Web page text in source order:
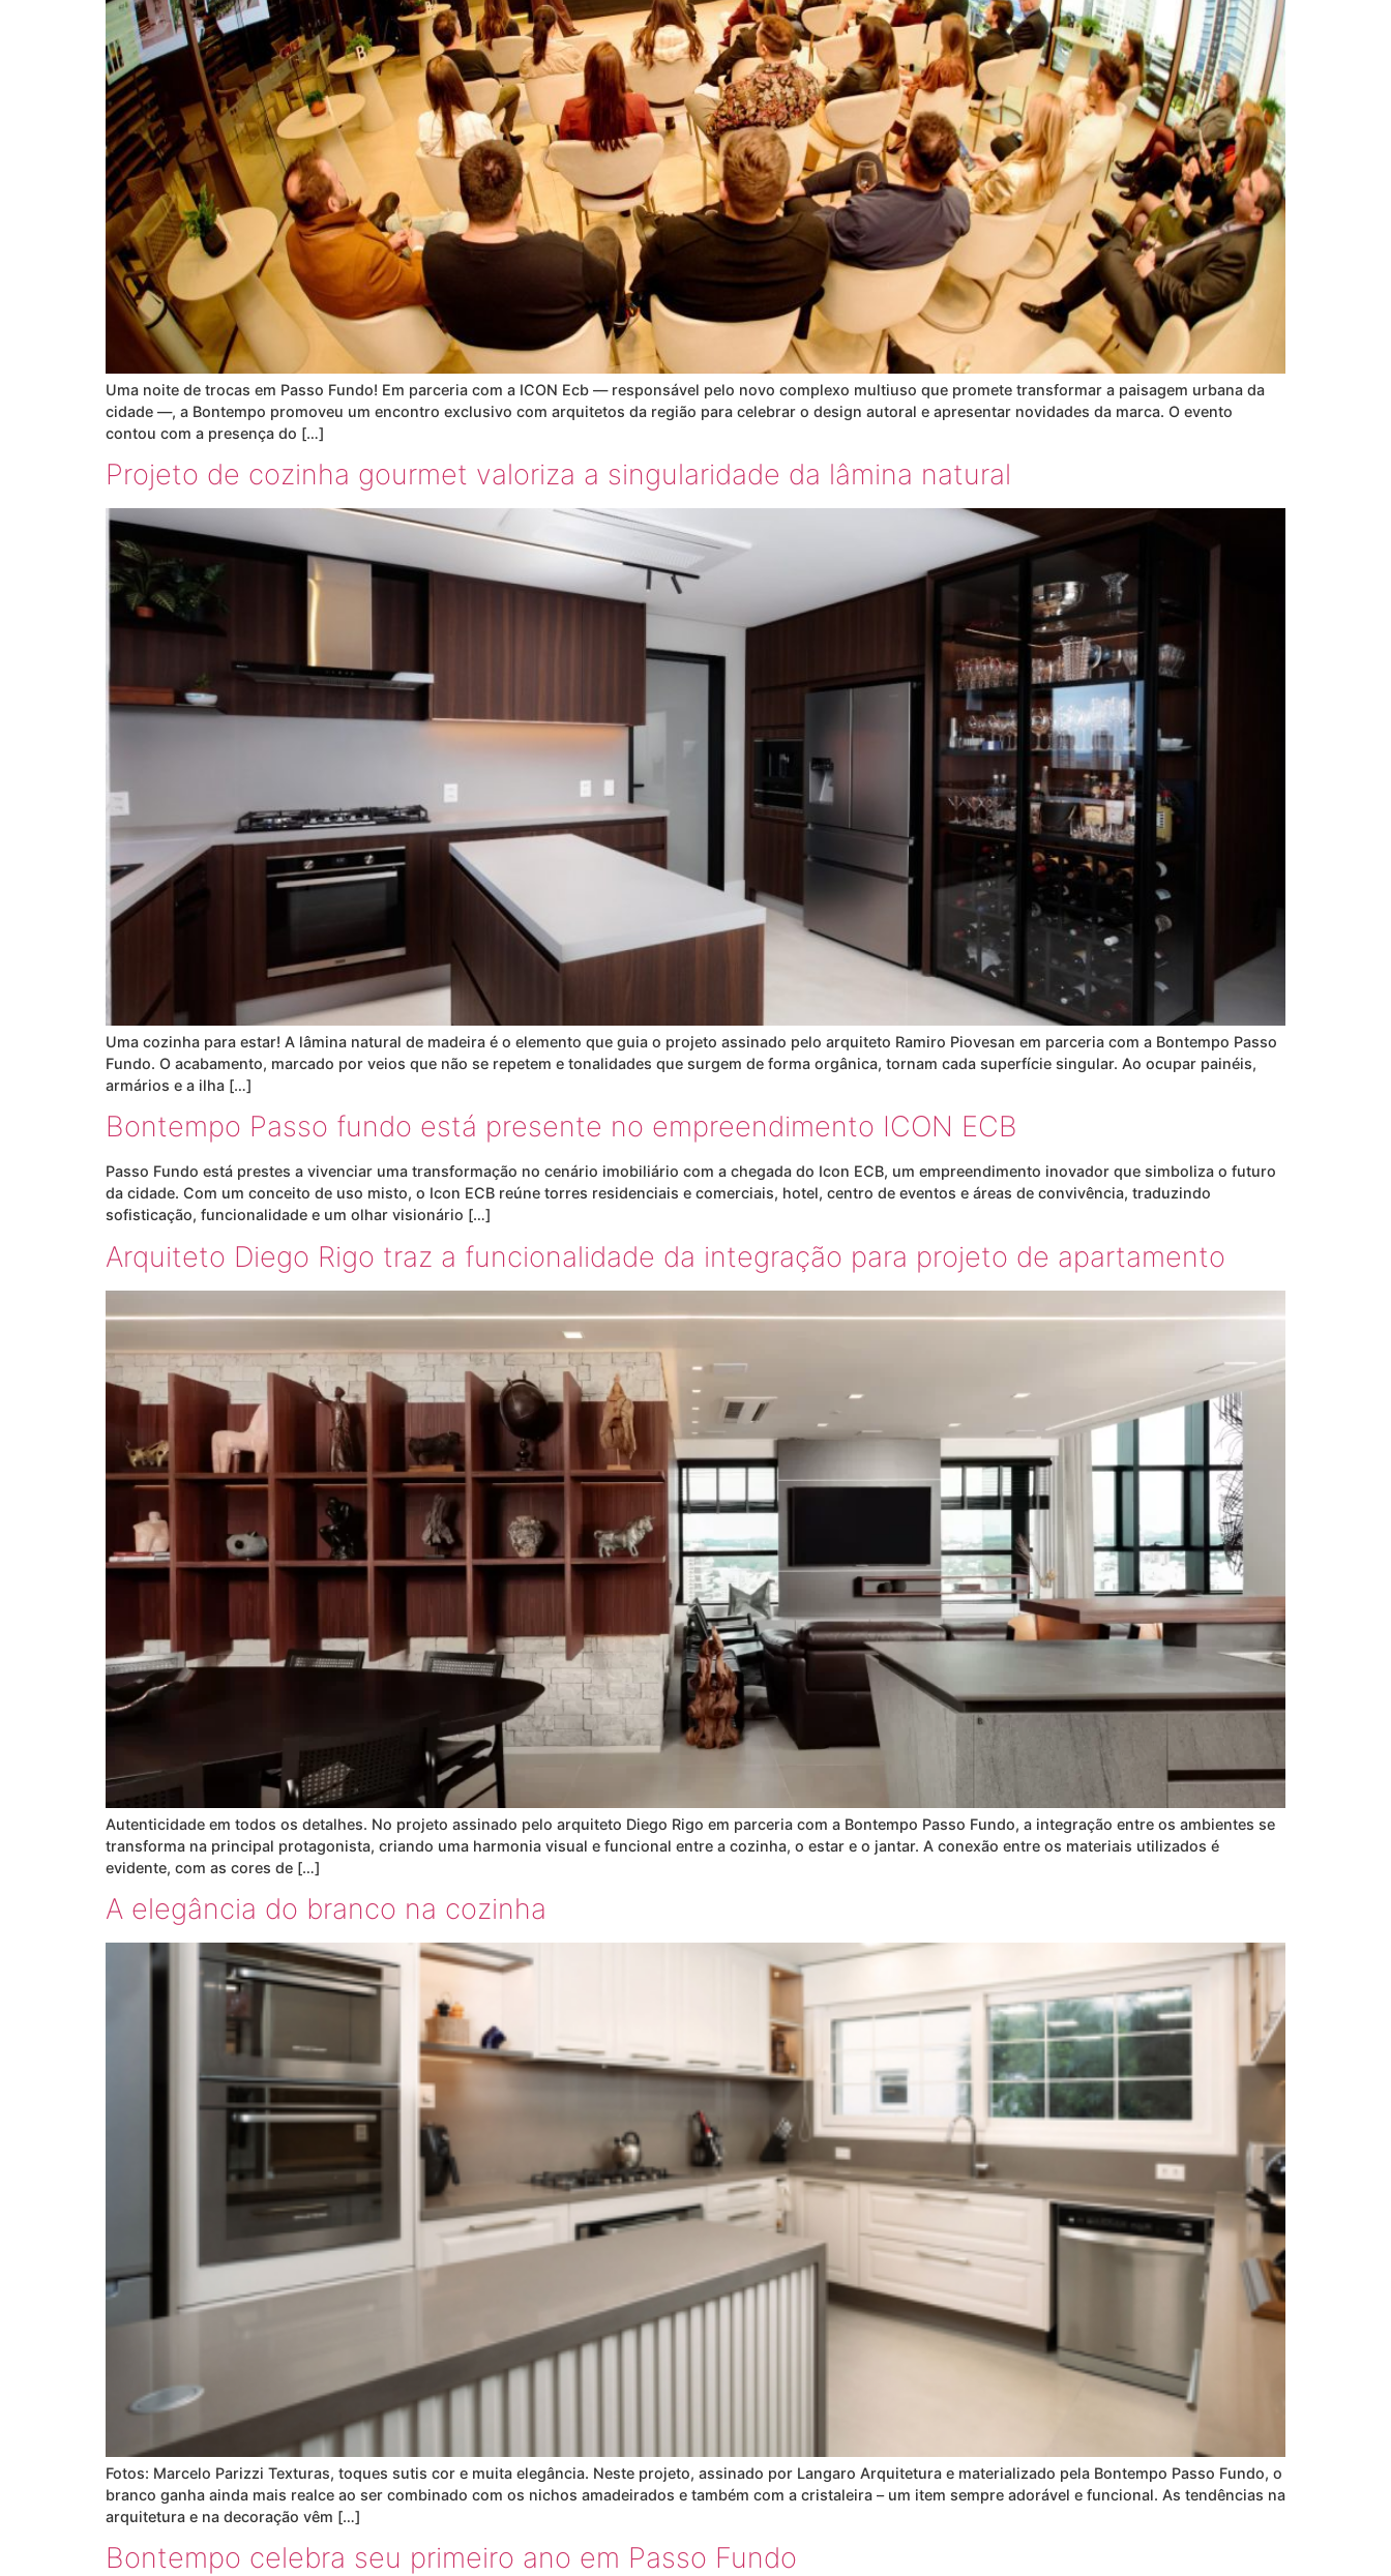
Uma noite de trocas em Passo Fundo! Em parceria com a ICON Ecb — responsável pelo novo complexo multiuso que promete transformar a paisagem urbana da
cidade —, a Bontempo promoveu um encontro exclusivo com arquitetos da região para celebrar o design autoral e apresentar novidades da marca. O evento
contou com a presença do […]
Projeto de cozinha gourmet valoriza a singularidade da lâmina natural
Uma cozinha para estar! A lâmina natural de madeira é o elemento que guia o projeto assinado pelo arquiteto Ramiro Piovesan em parceria com a Bontempo Passo
Fundo. O acabamento, marcado por veios que não se repetem e tonalidades que surgem de forma orgânica, tornam cada superfície singular. Ao ocupar painéis,
armários e a ilha […]
Bontempo Passo fundo está presente no empreendimento ICON ECB
Passo Fundo está prestes a vivenciar uma transformação no cenário imobiliário com a chegada do Icon ECB, um empreendimento inovador que simboliza o futuro
da cidade. Com um conceito de uso misto, o Icon ECB reúne torres residenciais e comerciais, hotel, centro de eventos e áreas de convivência, traduzindo
sofisticação, funcionalidade e um olhar visionário […]
Arquiteto Diego Rigo traz a funcionalidade da integração para projeto de apartamento
Autenticidade em todos os detalhes. No projeto assinado pelo arquiteto Diego Rigo em parceria com a Bontempo Passo Fundo, a integração entre os ambientes se
transforma na principal protagonista, criando uma harmonia visual e funcional entre a cozinha, o estar e o jantar. A conexão entre os materiais utilizados é
evidente, com as cores de […]
A elegância do branco na cozinha
Fotos: Marcelo Parizzi Texturas, toques sutis cor e muita elegância. Neste projeto, assinado por Langaro Arquitetura e materializado pela Bontempo Passo Fundo, o
branco ganha ainda mais realce ao ser combinado com os nichos amadeirados e também com a cristaleira – um item sempre adorável e funcional. As tendências na
arquitetura e na decoração vêm […]
Bontempo celebra seu primeiro ano em Passo Fundo